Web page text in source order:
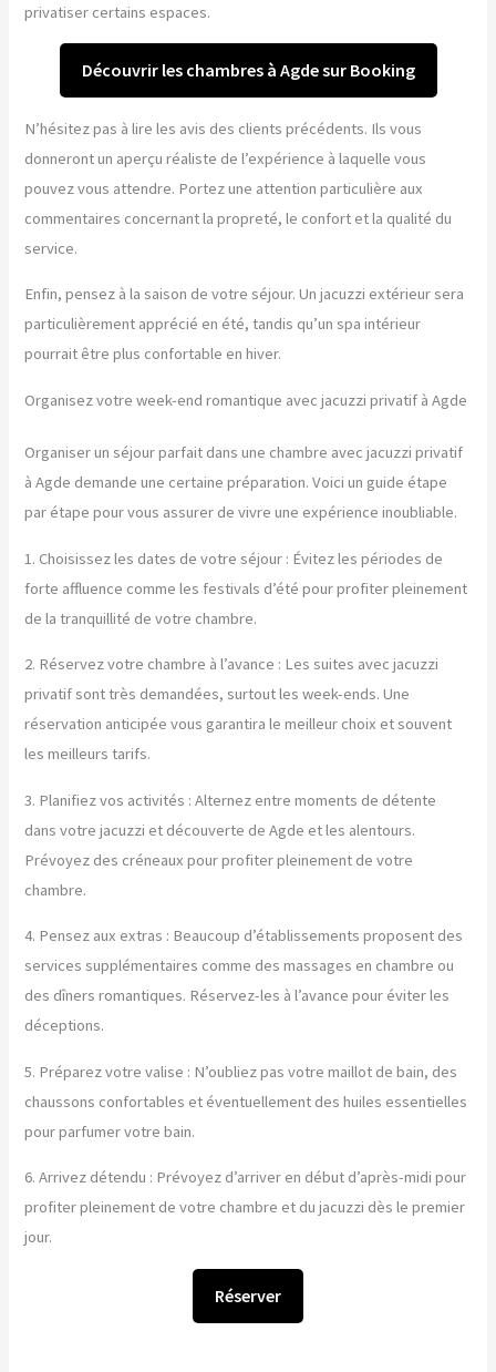
privatiser certains espaces.
Découvrir les chambres à Agde sur Booking
N’hésitez pas à lire les avis des clients précédents. Ils vous
donneront un aperçu réaliste de l’expérience à laquelle vous
pouvez vous attendre. Portez une attention particulière aux
commentaires concernant la propreté, le confort et la qualité du
service.
Enfin, pensez à la saison de votre séjour. Un jacuzzi extérieur sera
particulièrement apprécié en été, tandis qu’un spa intérieur
pourrait être plus confortable en hiver.
Organisez votre week-end romantique avec jacuzzi privatif à Agde
Organiser un séjour parfait dans une chambre avec jacuzzi privatif
à Agde demande une certaine préparation. Voici un guide étape
par étape pour vous assurer de vivre une expérience inoubliable.
1. Choisissez les dates de votre séjour : Évitez les périodes de
forte affluence comme les festivals d’été pour profiter pleinement
de la tranquillité de votre chambre.
2. Réservez votre chambre à l’avance : Les suites avec jacuzzi
privatif sont très demandées, surtout les week-ends. Une
réservation anticipée vous garantira le meilleur choix et souvent
les meilleurs tarifs.
3. Planifiez vos activités : Alternez entre moments de détente
dans votre jacuzzi et découverte de Agde et les alentours.
Prévoyez des créneaux pour profiter pleinement de votre
chambre.
4. Pensez aux extras : Beaucoup d’établissements proposent des
services supplémentaires comme des massages en chambre ou
des dîners romantiques. Réservez-les à l’avance pour éviter les
déceptions.
5. Préparez votre valise : N’oubliez pas votre maillot de bain, des
chaussons confortables et éventuellement des huiles essentielles
pour parfumer votre bain.
6. Arrivez détendu : Prévoyez d’arriver en début d’après-midi pour
profiter pleinement de votre chambre et du jacuzzi dès le premier
jour.
Réserver